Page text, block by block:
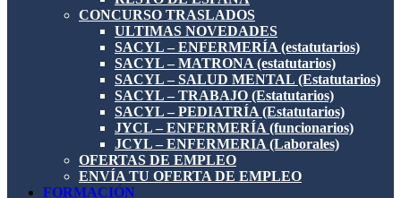
CONCURSO TRASLADOS
ULTIMAS NOVEDADES
SACYL – ENFERMERÍA (estatutarios)
SACYL – MATRONA (estatutarios)
SACYL – SALUD MENTAL (Estatutarios)
SACYL – TRABAJO (Estatutarios)
SACYL – PEDIATRÍA (Estatutarios)
JYCL – ENFERMERÍA (funcionarios)
JCYL – ENFERMERIA (Laborales)
OFERTAS DE EMPLEO
ENVÍA TU OFERTA DE EMPLEO
FORMACIÓN